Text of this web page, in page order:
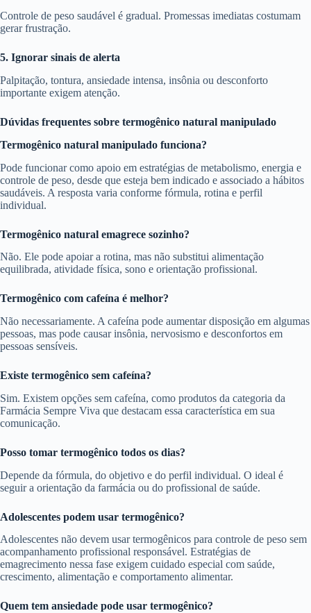
Controle de peso saudável é gradual. Promessas imediatas costumam
gerar frustração.
5. Ignorar sinais de alerta
Palpitação, tontura, ansiedade intensa, insônia ou desconforto
importante exigem atenção.
Dúvidas frequentes sobre termogênico natural manipulado
Termogênico natural manipulado funciona?
Pode funcionar como apoio em estratégias de metabolismo, energia e
controle de peso, desde que esteja bem indicado e associado a hábitos
saudáveis. A resposta varia conforme fórmula, rotina e perfil
individual.
Termogênico natural emagrece sozinho?
Não. Ele pode apoiar a rotina, mas não substitui alimentação
equilibrada, atividade física, sono e orientação profissional.
Termogênico com cafeína é melhor?
Não necessariamente. A cafeína pode aumentar disposição em algumas
pessoas, mas pode causar insônia, nervosismo e desconfortos em
pessoas sensíveis.
Existe termogênico sem cafeína?
Sim. Existem opções sem cafeína, como produtos da categoria da
Farmácia Sempre Viva que destacam essa característica em sua
comunicação.
Posso tomar termogênico todos os dias?
Depende da fórmula, do objetivo e do perfil individual. O ideal é
seguir a orientação da farmácia ou do profissional de saúde.
Adolescentes podem usar termogênico?
Adolescentes não devem usar termogênicos para controle de peso sem
acompanhamento profissional responsável. Estratégias de
emagrecimento nessa fase exigem cuidado especial com saúde,
crescimento, alimentação e comportamento alimentar.
Quem tem ansiedade pode usar termogênico?